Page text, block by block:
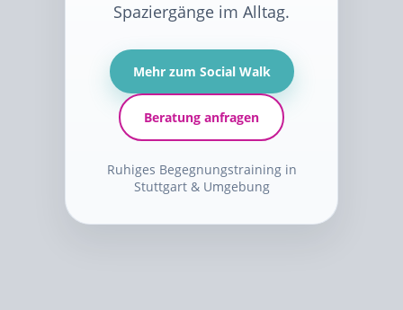
Spaziergänge im Alltag.
Mehr zum Social Walk
Beratung anfragen
Ruhiges Begegnungstraining in
Stuttgart & Umgebung